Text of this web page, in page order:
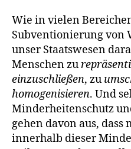
Wie in vielen
Subventionierung von
unser Staatswesen
Menschen zu
einzuschließen, zu
homogenisieren. Und
Minderheitenschutz
gehen davon aus, dass
innerhalb dieser